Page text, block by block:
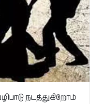
நடத்துகிறோம்